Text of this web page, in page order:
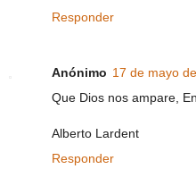
Responder
Anónimo 17 de mayo
Que Dios nos ampare,
Alberto Lardent
Responder